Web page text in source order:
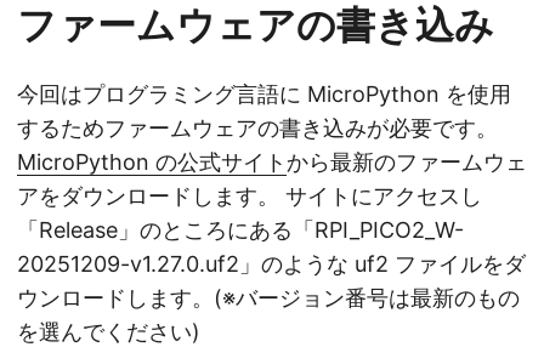
ファームウェアの書き込み
今回はプログラミング言語に MicroPython を使用
するためファームウェアの書き込みが必要です。
MicroPython の公式サイトから最新のファームウェ
アをダウンロードします。 サイトにアクセスし
「Release」のところにある「RPI_PICO2_W-
20251209-v1.27.0.uf2」のような uf2 ファイルをダ
ウンロードします。(※バージョン番号は最新のもの
を選んでください)